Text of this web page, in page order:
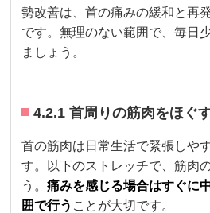
勢改善は、首の痛みの緩和と再
です。無理のない範囲で、毎日
ましょう。
4.2.1 首周りの筋肉をほぐ
首の筋肉は日常生活で緊張しや
す。以下のストレッチで、筋肉
う。痛みを感じる場合はすぐに
囲で行う ことが大切です。